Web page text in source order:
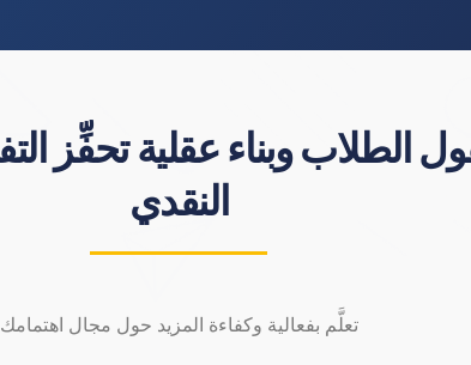
النقدي
تعلَّم بفعالية وكفاءة المزيد حول مجال اهتمامك